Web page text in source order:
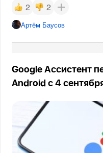
2 2
Артём Баусов
Google Ассистент
Android с 4